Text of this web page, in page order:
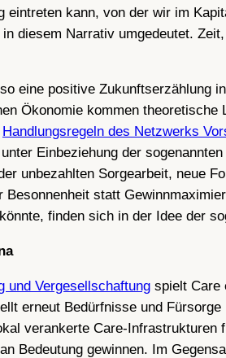
eintreten kann, von der wir im
diesem Narrativ umgedeutet.
eine positive Zukunftserzählung
Ökonomie kommen
Handlungsregeln des Netzwerks
Einbeziehung der
unbezahlten Sorgearbeit, neue
Besonnenheit statt
finden sich in der Idee der
und Vergesellschaftung spielt Care
erneut Bedürfnisse und
verankerte Care-
Bedeutung gewinnen. Im